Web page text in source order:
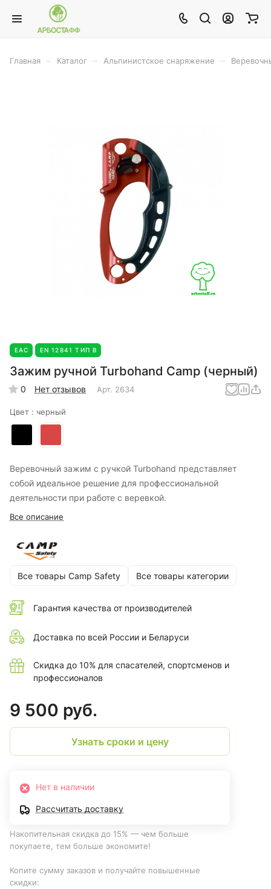
Главная Каталог Альпинистское снаряжение
EAC EN 12841 ТИП В
Зажим ручной Turbohand Camp (черный)
0 Нет отзывов Арт. 2634
Цвет : черный
Веревочный зажим с ручкой Turbohand представляет
собой идеальное решение для профессиональной
деятельности при работе с веревкой.
Все описание
Все товары Camp Safety Все товары категории
Гарантия качества от производителей
Доставка по всей России и Беларуси
Скидка до 10% для спасателей, спортсменов и
профессионалов
9 500 руб.
Узнать сроки и цену
Нет в наличии
Рассчитать доставку
Накопительная скидка до 15% — чем больше
покупаете, тем больше экономите!
Копите сумму заказов и получайте повышенные
скидки: